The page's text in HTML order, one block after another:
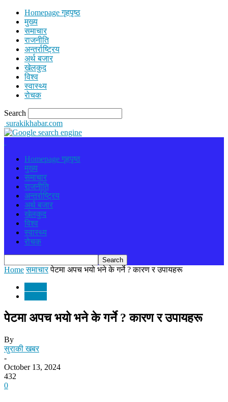
Homepage गृहपृष्ठ
मुख्य
समाचार
राजनीति
अन्तर्राष्ट्रिय
अर्थ बजार
खेलकुद
विश्व
स्वास्थ्य
रोचक
Search
surakikhabar.com
Homepage गृहपृष्ठ
मुख्य
समाचार
राजनीति
अन्तर्राष्ट्रिय
अर्थ बजार
खेलकुद
विश्व
स्वास्थ्य
रोचक
Home समाचार पेटमा अपच भयो भने के गर्ने ? कारण र उपायहरू
पेटमा अपच भयो भने के गर्ने ? कारण र उपायहरू
By
सुराकी खबर
-
October 13, 2024
432
0